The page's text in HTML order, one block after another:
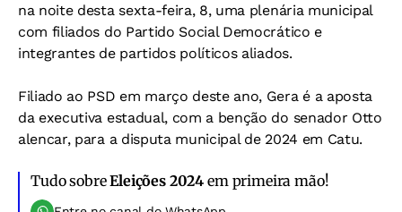
na noite desta sexta-feira, 8, uma plenária municipal
com filiados do Partido Social Democrático e
integrantes de partidos políticos aliados.
Filiado ao PSD em março deste ano, Gera é a aposta
da executiva estadual, com a benção do senador Otto
alencar, para a disputa municipal de 2024 em Catu.
Tudo sobreEleições 2024 em primeira mão!